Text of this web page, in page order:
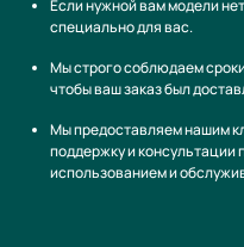
Если нужной вам модели
специально для вас.
Мы строго соблюдаем
чтобы ваш заказ был
Мы предоставляем нашим
поддержку и консультации
использованием и